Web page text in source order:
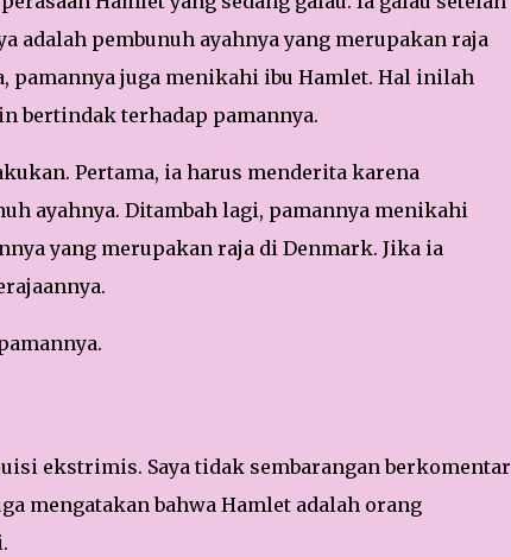
adalah pembunuh ayahnya yang merupakan raja
pamannya juga menikahi ibu Hamlet. Hal inilah
bertindak terhadap pamannya.
Pertama, ia harus menderita karena
ayahnya. Ditambah lagi, pamannya menikahi
yang merupakan raja di Denmark. Jika ia
ekstrimis. Saya tidak sembarangan berkomentar
mengatakan bahwa Hamlet adalah orang